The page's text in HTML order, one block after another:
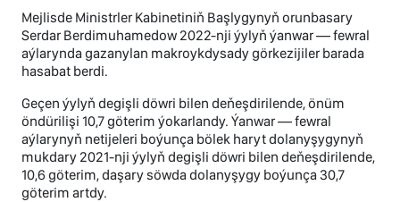
Mejlisde Ministrler Kabinetiniň Başlygynyň orunbasary
Serdar Berdimuhamedow 2022-nji ýylyň ýanwar — fewral
aýlarynda gazanylan makroykdysady görkezijiler barada
hasabat berdi.
Geçen ýylyň degişli döwri bilen deňeşdirilende, önüm
öndürilişi 10,7 göterim ýokarlandy. Ýanwar — fewral
aýlarynyň netijeleri boýunça bölek haryt dolanyşygynyň
mukdary 2021-nji ýylyň degişli döwri bilen deňeşdirilende,
10,6 göterim, daşary söwda dolanyşygy boýunça 30,7
göterim artdy.